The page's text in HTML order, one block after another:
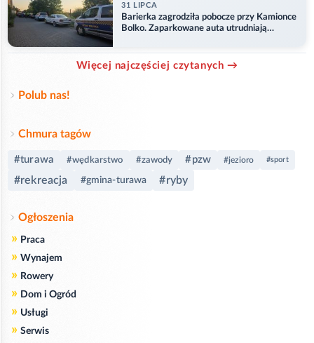
31 LIPCA
Barierka zagrodziła pobocze przy Kamionce
Bolko. Zaparkowane auta utrudniają
Więcej najczęściej czytanych →
Polub nas!
Chmura tagów
#turawa #wędkarstwo #zawody #pzw #jezioro #sport
#rekreacja #gmina-turawa #ryby
Ogłoszenia
» Praca
» Wynajem
» Rowery
» Dom i Ogród
» Usługi
» Serwis